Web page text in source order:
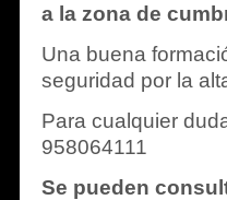
a la zona de
Una buena
seguridad por la
Para cualquier
958064111
Se pueden